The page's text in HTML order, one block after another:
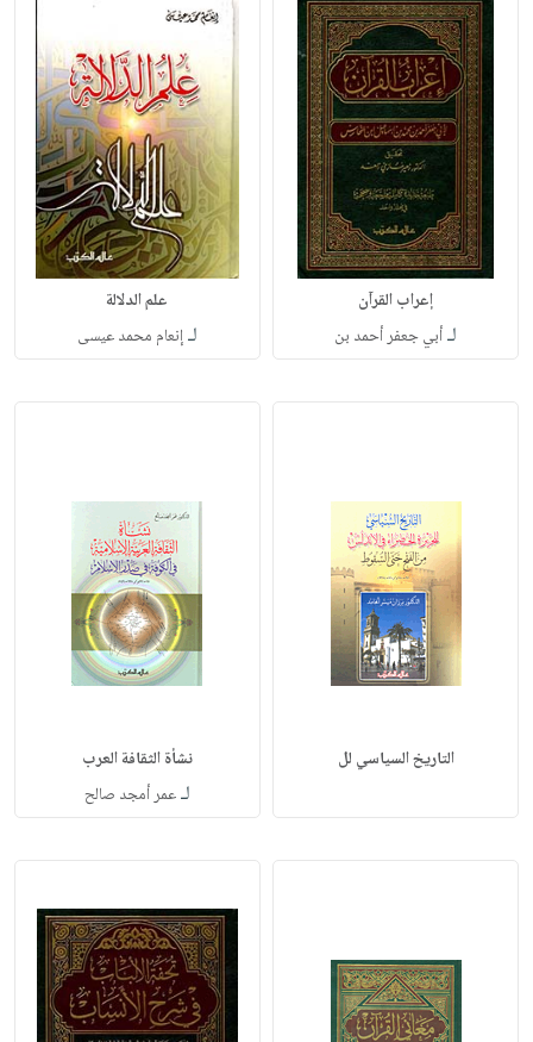
إعراب القرآن
لـأبي جعفر أحمد بن
علم الدلالة
لـإنعام محمد عيسى
التاريخ السياسي لل نشأة الثقافة العرب
لـعمر أمجد صالح